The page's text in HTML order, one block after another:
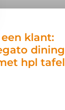
klant:
dining
hpl tafel